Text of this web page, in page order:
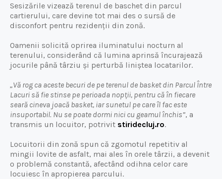
Sesizările vizează terenul de baschet din parcul
cartierului, care devine tot mai des o sursă de
disconfort pentru rezidenții din zonă.
Oamenii solicită oprirea iluminatului nocturn al
terenului, considerând că lumina aprinsă încurajează
jocurile până târziu și perturbă liniștea locatarilor.
„Vă rog ca aceste becuri de pe terenul de basket din Parcul Între
Lacuri să fie stinse pe perioada nopții, pentru că în fiecare
seară cineva joacă basket, iar sunetul pe care îl fac este
insuportabil. Nu se poate dormi nici cu geamul închis”, a
transmis un locuitor, potrivit stiridecluj.ro.
Locuitorii din zonă spun că zgomotul repetitiv al
mingii lovite de asfalt, mai ales în orele târzii, a devenit
o problemă constantă, afectând odihna celor care
locuiesc în apropierea parcului.